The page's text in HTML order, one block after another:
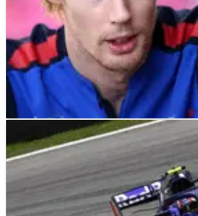
NEWS
Pimpinan Honda F1 memberikan
penghormatan kepada
Rosso keluar